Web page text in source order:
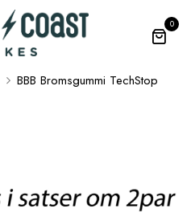
0
BBB Bromsgummi TechStop